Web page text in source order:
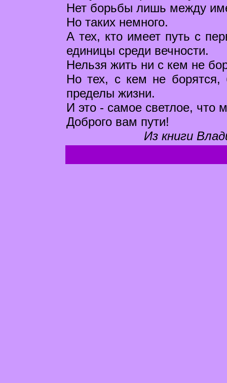
Нет борьбы лишь между
Но таких немного.
А тех, кто имеет путь с
единицы среди вечности.
Нельзя жить ни с кем не
Но тех, с кем не борятся,
пределы жизни.
И это - самое светлое, что
Доброго вам пути!
Из книги